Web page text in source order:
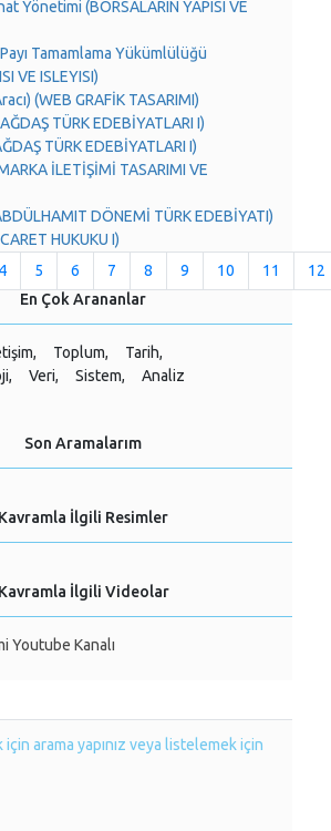
Yönetimi (BORSALARIN YAPISI VE
Tamamlama Yükümlülüğü
VE ISLEYISI)
(WEB GRAFİK TASARIMI)
TÜRK EDEBİYATLARI I)
TÜRK EDEBİYATLARI I)
İLETİŞİMİ TASARIMI VE
DÖNEMİ TÜRK EDEBİYATI)
HUKUKU I)
4 5 6 7 8 9 10 11
12
En Çok Arananlar
Toplum,
Tarih,
Veri, Sistem, Analiz
Son Aramalarım
Kavramla İlgili Resimler
Kavramla İlgili Videolar
Youtube Kanalı
arama yapınız veya listelemek için